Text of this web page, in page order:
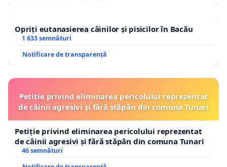
Opriți eutanasierea câinilor și pisicilor în Bacău
1 633 semnături
Notificare de transparență
Petiție privind eliminarea pericolului reprezentat
de câinii agresivi și fără stăpân din comuna Tunari
Petiție privind eliminarea pericolului reprezentat
de câinii agresivi și fără stăpân din comuna Tunari
46 semnături